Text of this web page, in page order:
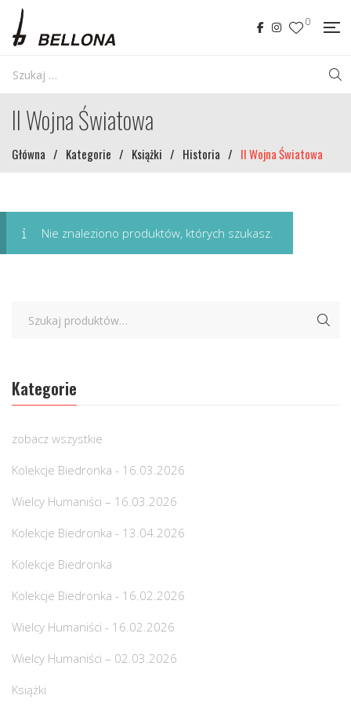
0
II Wojna Światowa
Główna / Kategorie / Książki / Historia / II Wojna Światowa
Nie znaleziono produktów, których szukasz.
Kategorie
zobacz wszystkie
Kolekcje Biedronka - 16.03.2026
Wielcy Humaniści – 16.03.2026
Kolekcje Biedronka - 13.04.2026
Kolekcje Biedronka
Kolekcje Biedronka - 16.02.2026
Wielcy Humaniści - 16.02.2026
Wielcy Humaniści – 02.03.2026
Książki